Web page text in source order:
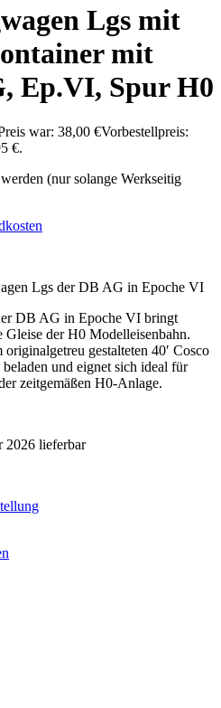
Lgs mit
mit
Ep.VI, Spur H0
war: 38,00 €Vorbestellpreis:
€.
(nur solange Werkseitig
Lgs der DB AG in Epoche VI
DB AG in Epoche VI bringt
der H0 Modelleisenbahn.
gestalteten 40′ Cosco
und eignet sich ideal für
zeitgemäßen H0-Anlage.
2026 lieferbar